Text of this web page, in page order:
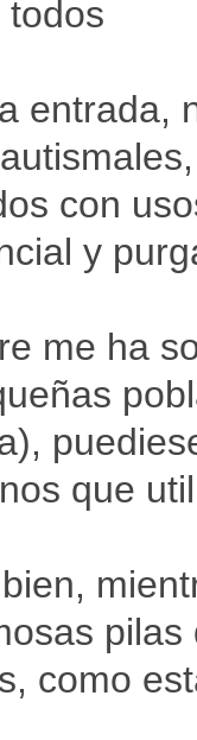
todos
entrada,
con
y
me ha
que
como